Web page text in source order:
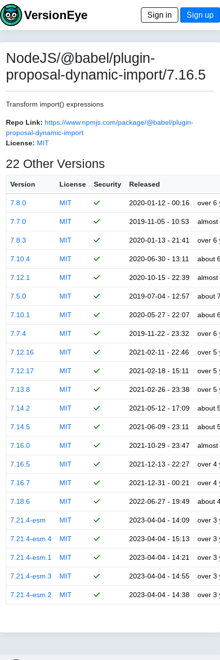
VersionEye Sign in Sign up
NodeJS/@babel/plugin-
proposal-dynamic-import/7.16.5
Transform import() expressions
Repo Link: https://www.npmjs.com/package/@babel/plugin-
proposal-dynamic-import
License: MIT
22 Other Versions
Version License Security Released
7.8.0 MIT 2020-01-12 - 00:16 over 6
7.7.0 MIT 2019-11-05 - 10:53 almost
7.8.3 MIT 2020-01-13 - 21:41 over 6
7.10.4 MIT 2020-06-30 - 13:11 about
7.12.1 MIT 2020-10-15 - 22:39 almost
7.5.0 MIT 2019-07-04 - 12:57 about
7.10.1 MIT 2020-05-27 - 22:07 about
7.7.4 MIT 2019-11-22 - 23:32 over 6
7.12.16 MIT 2021-02-11 - 22:46 over 5
7.12.17 MIT 2021-02-18 - 15:11 over 5
7.13.8 MIT 2021-02-26 - 23:38 over 5
7.14.2 MIT 2021-05-12 - 17:09 about
7.14.5 MIT 2021-06-09 - 23:11 about
7.16.0 MIT 2021-10-29 - 23:47 almost
7.16.5 MIT 2021-12-13 - 22:27 over 4
7.16.7 MIT 2021-12-31 - 00:21 over 4
7.18.6 MIT 2022-06-27 - 19:49 about
7.21.4-esm MIT 2023-04-04 - 14:09 over 3
7.21.4-esm.4 MIT 2023-04-04 - 15:13 over 3
7.21.4-esm.1 MIT 2023-04-04 - 14:21 over 3
7.21.4-esm.3 MIT 2023-04-04 - 14:55 over 3
7.21.4-esm.2 MIT 2023-04-04 - 14:38 over 3